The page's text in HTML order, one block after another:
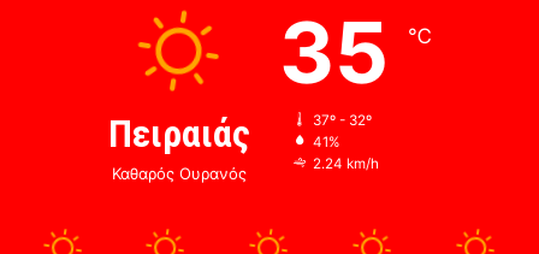
Πειραιάς
Καθαρός Ουρανός
35 ℃
37º - 32º
41%
2.24 km/h